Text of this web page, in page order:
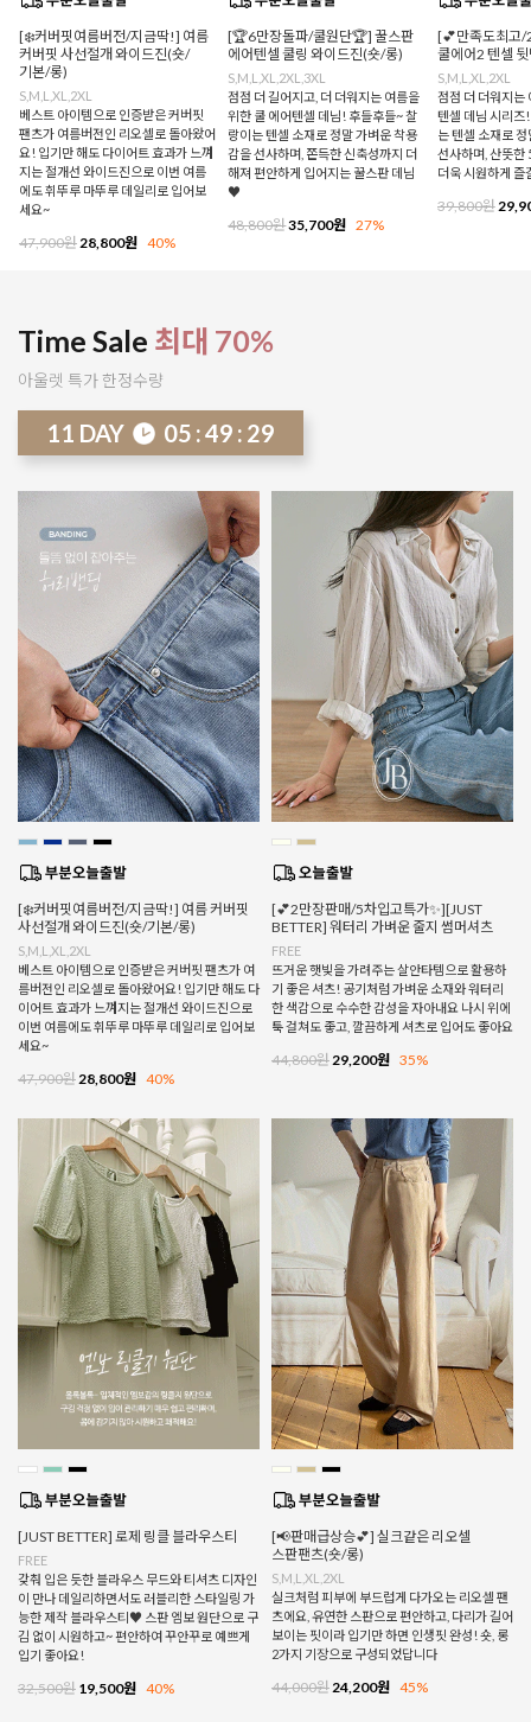
[❄️커버핏여름버전/지금딱!] 여름
커버핏 사선절개 와이드진(숏/
기본/롱)
S,M,L,XL,2XL
베스트 아이템으로 인증받은 커버핏
팬츠가 여름버전인 리오셀로 돌아왔어
요! 입기만 해도 다이어트 효과가 느껴
지는 절개선 와이드진으로 이번 여름
에도 휘뚜루 마뚜루 데일리로 입어보
세요~
47,900원 28,800원 40%
[🏆6만장돌파/쿨원단🏆] 꿀스판
에어텐셀 쿨링 와이드진(숏/롱)
S,M,L,XL,2XL,3XL
점점 더 길어지고, 더 더워지는 여름을
위한 쿨 에어텐셀 데님! 후들후들~ 찰
랑이는 텐셀 소재로 정말 가벼운 착용
감을 선사하며, 쫀득한 신축성까지 더
해져 편안하게 입어지는 꿀스판 데님
♥
48,800원35,700원 27%
[💕만족도최고/
쿨에어2 텐셀
S,M,L,XL,2XL
점점 더 더워지는
텐셀 데님 시리즈
는 텐셀 소재로
선사하며, 산뜻한
더욱 시원하게
39,800원
Time Sale 최대 70%
아울렛 특가 한정수량
11 DAY 05 :49 : 23
[❄️커버핏여름버전/지금딱!] 여름 커버핏
사선절개 와이드진(숏/기본/롱)
S,M,L,XL,2XL
베스트 아이템으로 인증받은 커버핏 팬츠가 여
름버전인 리오셀로 돌아왔어요! 입기만 해도 다
이어트 효과가 느껴지는 절개선 와이드진으로
이번 여름에도 휘뚜루 마뚜루 데일리로 입어보
세요~
47,900원 28,800원 40%
[💕2만장판매/5차입고특가✨][JUST
BETTER] 워터리 가벼운 줄지 썸머셔츠
FREE
뜨거운 햇빛을 가려주는 살안타템으로 활용하
기 좋은 셔츠! 공기처럼 가벼운 소재와 워터리
한 색감으로 수수한 감성을 자아내요 나시 위에
툭 걸쳐도 좋고, 깔끔하게 셔츠로 입어도 좋아요
44,800원 29,200원 35%
[JUST BETTER] 로제 링클 블라우스티
FREE
갖춰 입은 듯한 블라우스 무드와 티셔츠 디자인
이 만나 데일리하면서도 러블리한 스타일링 가
능한 제작 블라우스티♥ 스판 엠보 원단으로 구
김 없이 시원하고~ 편안하여 꾸안꾸로 예쁘게
입기 좋아요!
32,500원 19,500원 40%
[📢판매급상승💕] 실크같은 리오셀
스판팬츠(숏/롱)
S,M,L,XL,2XL
실크처럼 피부에 부드럽게 다가오는 리오셀 팬
츠에요, 유연한 스판으로 편안하고, 다리가 길어
보이는 핏이라 입기만 하면 인생핏 완성! 숏, 롱
2가지 기장으로 구성되었답니다
44,000원 24,200원 45%